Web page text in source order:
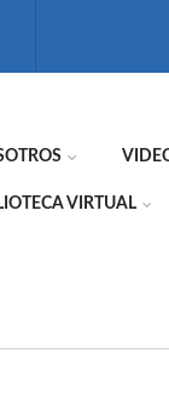
VIRTUAL